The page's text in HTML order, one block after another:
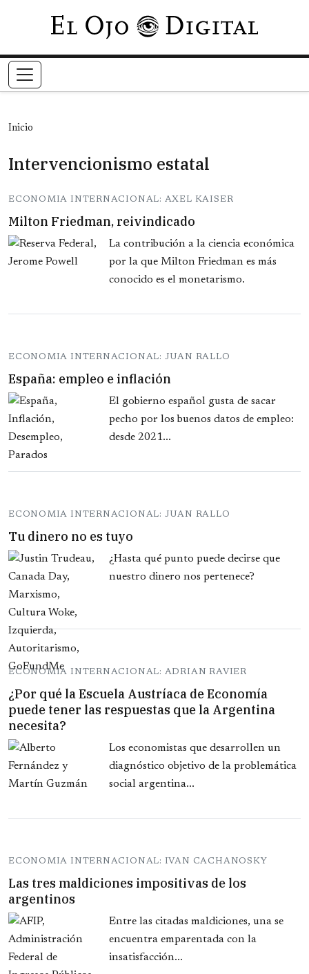
Pasar al contenido principal
Inicio
Intervencionismo estatal
ECONOMIA INTERNACIONAL: AXEL KAISER
Milton Friedman, reivindicado
La contribución a la ciencia económica
por la que Milton Friedman es más
conocido es el monetarismo.
ECONOMIA INTERNACIONAL: JUAN RALLO
España: empleo e inflación
El gobierno español gusta de sacar
pecho por los buenos datos de empleo:
desde 2021...
ECONOMIA INTERNACIONAL: JUAN RALLO
Tu dinero no es tuyo
¿Hasta qué punto puede decirse que
nuestro dinero nos pertenece?
ECONOMIA INTERNACIONAL: ADRIAN RAVIER
¿Por qué la Escuela Austríaca de Economía
puede tener las respuestas que la Argentina
necesita?
Los economistas que desarrollen un
diagnóstico objetivo de la problemática
social argentina...
ECONOMIA INTERNACIONAL: IVAN CACHANOSKY
Las tres maldiciones impositivas de los
argentinos
Entre las citadas maldiciones, una se
encuentra emparentada con la
insatisfacción...